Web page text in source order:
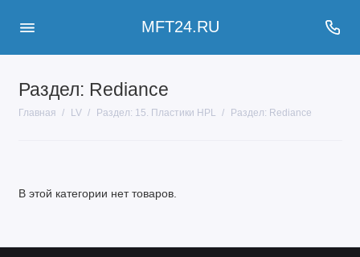
MFT24.RU
Раздел: Rediance
Главная LV Раздел: 15. Пластики HPL Раздел: Rediance
В этой категории нет товаров.